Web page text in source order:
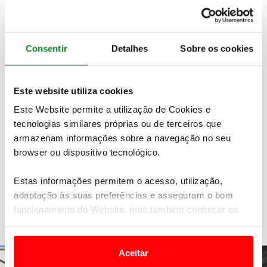
Consentir Detalhes Sobre os cookies
Este website utiliza cookies
Este Website permite a utilização de Cookies e
tecnologias similares próprias ou de terceiros que
armazenam informações sobre a navegação no seu
browser ou dispositivo tecnológico.
Estas informações permitem o acesso, utilização,
adaptação às suas preferências e asseguram o bom
funcionamento do Website, mas também conhecer os
e anúncios de modo a promover produtos e/ou serviços.
Aceitar
garantir a segurança do condutor e passageiros.
Para o ACP, a mobilidade dos sócios é essencial.
sempre que possível, efetuar a reparação no
local, de modo a que a viagem possa continuar.
como noestrangeiro.
Descubra todas as vantagens ACP
SAIBA MAIS